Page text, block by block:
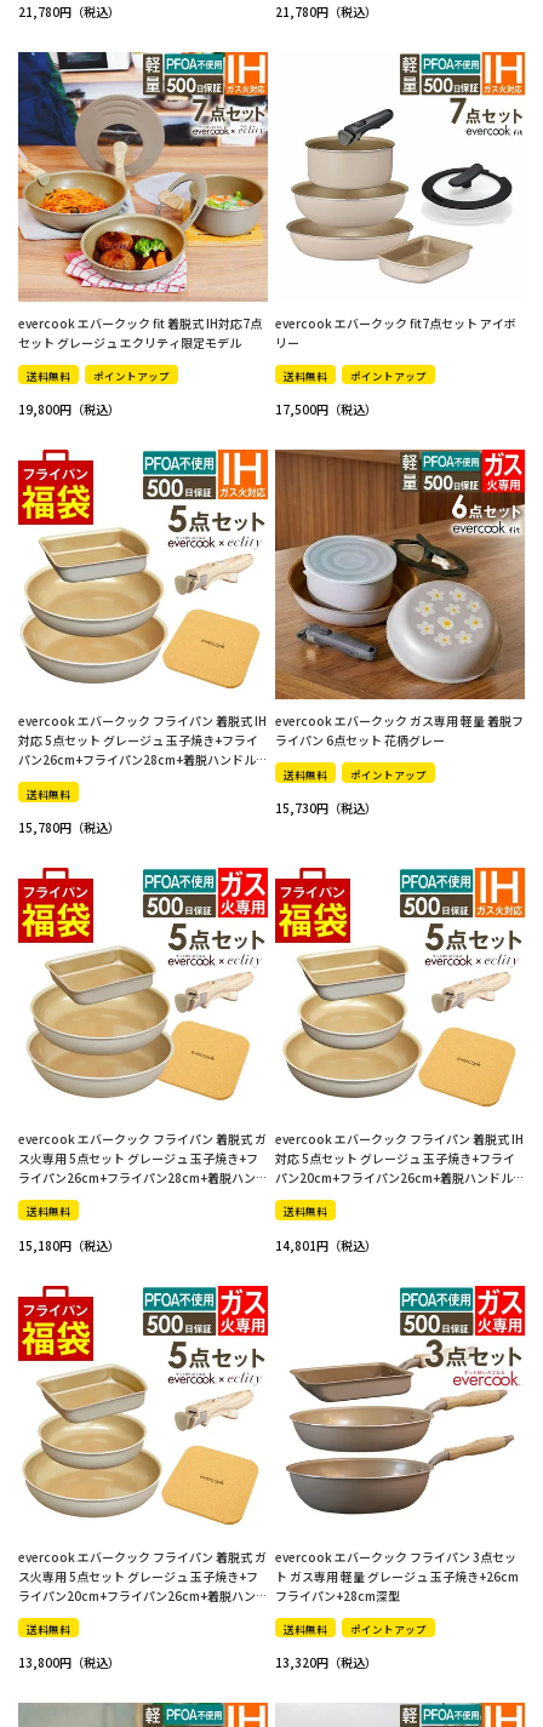
21,780 21,780
evercook エバークック fit 着脱式 IH対応7点
セット グレージュ エクリティ限定モデル
送料無料 ポイントアップ
19,800
evercook エバークック fit7点セット アイボ
リー
送料無料 ポイントアップ
17,500
evercook エバークック フライパン 着脱式 IH
対応 5点セット グレージュ 玉子焼き+フライ
パン26cm+フライパン28cm+着脱ハンドル
+鍋敷き エクリティ限定モデル
送料無料
15,780
evercook エバークック ガス専用 軽量 着脱フ
ライパン 6点セット 花柄グレー
送料無料 ポイントアップ
15,730
evercook エバークック フライパン 着脱式 ガ
ス火専用 5点セット グレージュ 玉子焼き+フ
ライパン26cm+フライパン28cm+着脱ハンド
ル+鍋敷き エクリティ限定モデル
送料無料
15,180
evercook エバークック フライパン 着脱式 IH
対応 5点セット グレージュ 玉子焼き+フライ
パン20cm+フライパン26cm+着脱ハンドル
+鍋敷き エクリティ限定モデル
送料無料
14,801
evercook エバークック フライパン 着脱式 ガ
ス火専用 5点セット グレージュ 玉子焼き+フ
ライパン20cm+フライパン26cm+着脱ハンド
ル+鍋敷き
送料無料
13,800
evercook エバークック フライパン 3点セッ
ト ガス専用 軽量 グレージュ 玉子焼き+26cm
フライパン+28cm深型
送料無料 ポイントアップ
13,320